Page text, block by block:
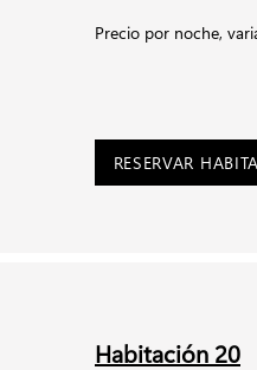
Precio por noche,
RESERVAR
Habitación 20